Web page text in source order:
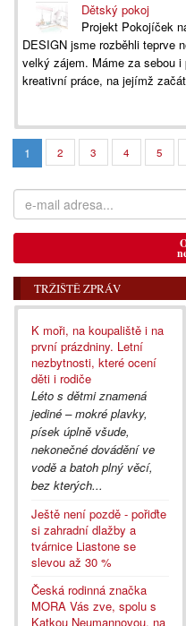
Dětský pokoj
Projekt Pokojíček
DESIGN jsme rozběhli teprve
velký zájem. Máme za sebou
kreativní práce, na jejímž
1 2 3 4 5
TRŽIŠTĚ ZPRÁV
K moři, na koupaliště i na
první prázdniny. Letní
nezbytnosti, které ocení
děti i rodiče
Léto s dětmi znamená
jediné – mokré plavky,
písek úplně všude,
nekonečné dovádění ve
vodě a batoh plný věcí,
bez kterých...
Ještě není pozdě - pořiďte
si zahradní dlažby a
tvárnice Liastone se
slevou až 30 %
Česká rodinná značka
MORA Vás zve, spolu s
Katkou Neumannovou, na